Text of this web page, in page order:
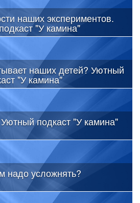
наших экспериментов.
"У камина"
наших детей? Уютный
"У камина"
подкаст "У камина"
надо усложнять?